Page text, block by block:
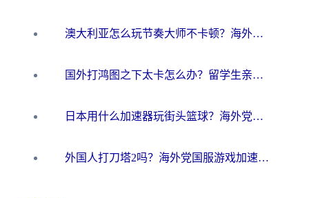
澳大利亚怎么玩节奏大师不卡顿？海外党国服游戏加速终极指南
国外打鸿图之下太卡怎么办？留学生亲测有效的国服游戏加速方案
日本用什么加速器玩街头篮球？海外党国服游戏不卡顿的终极攻略
外国人打刀塔2吗？海外党国服游戏加速避坑全攻略